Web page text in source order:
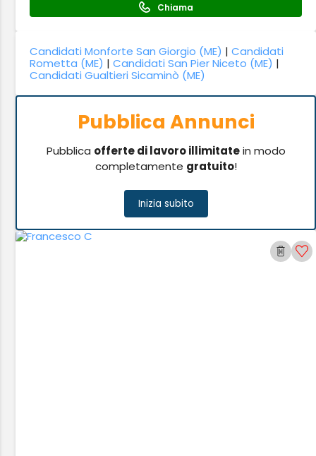
Chiama
Candidati Monforte San Giorgio (ME) |Candidati
Rometta (ME) |Candidati San Pier Niceto (ME) |
Candidati Gualtieri Sicaminò (ME)
Pubblica Annunci
Pubblica offerte di lavoro illimitatein modo
completamente gratuito!
Inizia subito